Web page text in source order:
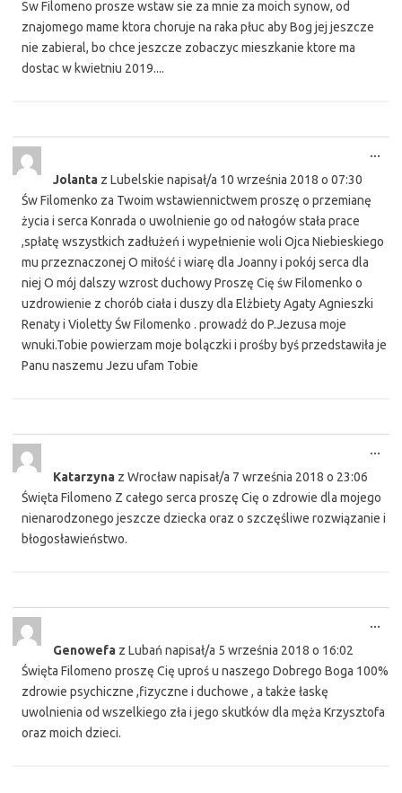
Sw Filomeno prosze wstaw sie za mnie za moich synow, od
znajomego mame ktora choruje na raka płuc aby Bog jej jeszcze
nie zabieral, bo chce jeszcze zobaczyc mieszkanie ktore ma
dostac w kwietniu 2019....
Jolanta z Lubelskie napisał/a 10 września 2018 o 07:30
Św Filomenko za Twoim wstawiennictwem proszę o przemianę
życia i serca Konrada o uwolnienie go od nałogów stała prace
,spłatę wszystkich zadłużeń i wypełnienie woli Ojca Niebieskiego
mu przeznaczonej O miłość i wiarę dla Joanny i pokój serca dla
niej O mój dalszy wzrost duchowy Proszę Cię św Filomenko o
uzdrowienie z chorób ciała i duszy dla Elżbiety Agaty Agnieszki
Renaty i Violetty Św Filomenko . prowadź do P.Jezusa moje
wnuki.Tobie powierzam moje bolączki i prośby byś przedstawiła je
Panu naszemu Jezu ufam Tobie
...
Katarzyna z Wrocławnapisał/a 7 września 2018 o 23:06
Święta Filomeno Z całego serca proszę Cię o zdrowie dla mojego
nienarodzonego jeszcze dziecka oraz o szczęśliwe rozwiązanie i
błogosławieństwo.
...
Genowefa z Lubań napisał/a 5 września 2018 o 16:02
Święta Filomeno proszę Cię uproś u naszego Dobrego Boga 100%
zdrowie psychiczne ,fizyczne i duchowe , a także łaskę
uwolnienia od wszelkiego zła i jego skutków dla męża Krzysztofa
oraz moich dzieci.
...